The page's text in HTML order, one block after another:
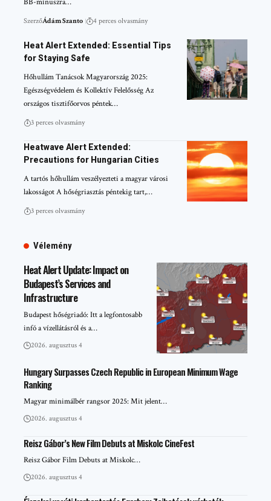
BB-mínuszra…
SzerzőÁdám Szanto 4 perces olvasmány
Heat Alert Extended: Essential Tips
for Staying Safe
Hőhullám Tanácsok Magyarország 2025:
Egészségvédelem és Kollektív Felelősség Az
országos tisztifőorvos péntek…
3 perces olvasmány
Heatwave Alert Extended:
Precautions for Hungarian Cities
A tartós hőhullám veszélyezteti a magyar városi
lakosságot A hőségriasztás péntekig tart,…
3 perces olvasmány
Vélemény
Heat Alert Update: Impact on
Budapest’s Services and
Infrastructure
Budapest hőségriadó: Itt a legfontosabb
infó a vízellátásról és a…
2026. augusztus 4
Hungary Surpasses Czech Republic in European Minimum Wage
Ranking
Magyar minimálbér rangsor 2025: Mit jelent…
2026. augusztus 4
Reisz Gábor’s New Film Debuts at Miskolc CineFest
Reisz Gábor Film Debuts at Miskolc…
2026. augusztus 4